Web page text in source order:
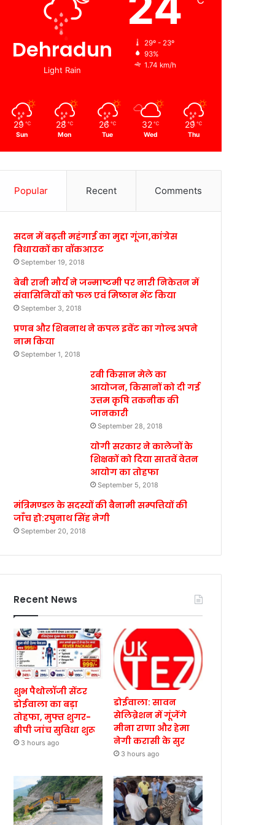
Dehradun
Light Rain
29º - 23º
93%
1.74 km/h
29 ℃
Sun
28 ℃
Mon
26 ℃
Tue
32 ℃
Wed
29 ℃
Thu
Popular Recent Comments
सदन में बढ़ती महंगाई का मुद्दा गूंजा,कांग्रेस
विधायकों का वॉकआउट
September 19, 2018
बेबी रानी मौर्य ने जन्माष्टमी पर नारी निकेतन में
संवासिनियों को फल एवं मिष्ठान भेंट किया
September 3, 2018
प्रणब और शिबनाथ ने कपल इवेंट का गोल्ड अपने
नाम किया
September 1, 2018
रबी किसान मेले का
आयोजन, किसानों को दी गई
उत्तम कृषि तकनीक की
जानकारी
September 28, 2018
योगी सरकार ने कालेजों के
शिक्षकों को दिया सातवें वेतन
आयोग का तोहफा
September 5, 2018
मंत्रिमण्डल के सदस्यों की बैनामी सम्पत्तियों की
जाँच हो:रघुनाथ सिंह नेगी
September 20, 2018
Recent News
शुभ पैथोलॉजी सेंटर
डोईवाला का बड़ा
तोहफा, मुफ्त शुगर-
बीपी जांच सुविधा शुरू
3 hours ago
डोईवाला: सावन
सेलिब्रेशन में गूंजेंगे
मीना राणा और हेमा
नेगी करासी के सुर
3 hours ago